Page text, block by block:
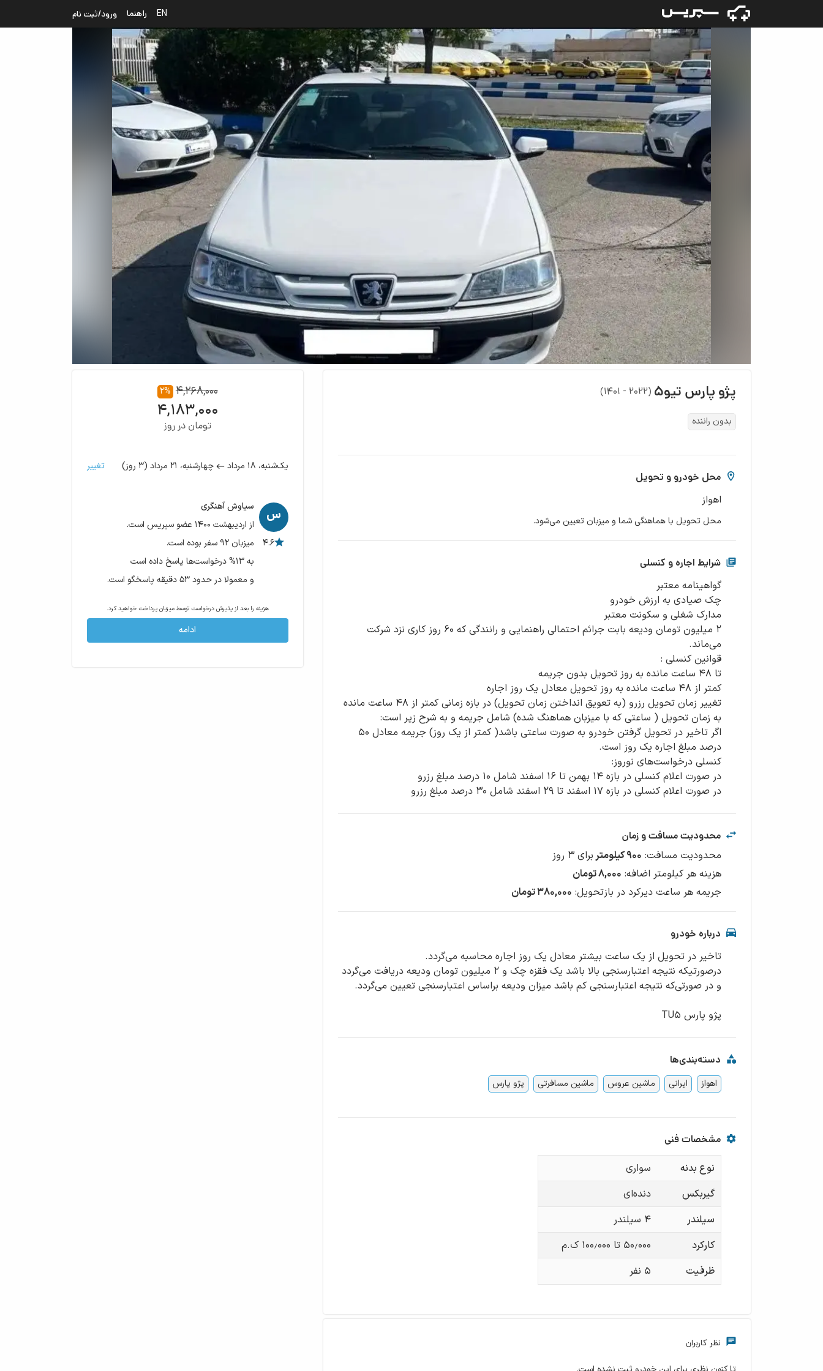
EN راهنما ورود/ثبت نام
پژو پارس تیو۵ (۲۰۲۲ - ۱۴۰۱ )
بدون راننده
محل خودرو و تحویل
اهواز
محل تحویل با هماهنگی شما و میزبان تعیین می‌شود.
شرایط اجاره و کنسلی
۲ میلیون تومان ودیعه بابت جرائم احتمالی راهنمایی و رانندگی که ۶۰ روز کاری نزد شرکت
تغییر زمان تحویل رزرو (به تعویق انداختن زمان تحویل) در بازه زمانی کمتر از ۴۸ ساعت مانده
اگر تاخیر در تحویل گرفتن خودرو به صورت ساعتی باشد( کمتر از یک روز) جریمه معادل ۵۰
در صورت اعلام کنسلی در بازه ۱۷ اسفند تا ۲۹ اسفند شامل ۳۰ درصد مبلغ رزرو
محدودیت مسافت و زمان
محدودیت مسافت: ۹۰۰کیلومتر برای 3 روز
هزینه هر کیلومتر اضافه: ۸,۰۰۰تومان
جریمه هر ساعت دیرکرد در بازتحویل: ۳۸۰,۰۰۰ تومان
درباره خودرو
درصورتیکه نتیجه اعتبارسنجی بالا باشد یک فقزه چک و 2 میلیون تومان ودیعه دریافت می‌گردد
پژو پارس TU5
دسته‌بندی‌ها
اهواز ایرانی ماشین عروس ماشین مسافرتی پژو پارس
مشخصات فنی
نوع بدنه
سواری
گیربکس
دنده‌ای
سیلندر
۴ سیلندر
کارکرد
۵۰٫۰۰۰ تا ۱۰۰٫۰۰۰ ک.م
ظرفیت
۵ نفر
۴,۲۶۸,۰۰۰ ۲%
۴,۱۸۳,۰۰۰
تومان در روز
یک‌شنبه، چهارشنبه، (۳ روز) تغییر
۴.۶
سیاوش آهنگری
از اردیبهشت ۱۴۰۰ عضو سپریس است.
میزبان ۹۲ سفر بوده است.
به ۱۳% درخواست‌ها پاسخ داده است
و معمولا در حدود ۵۳ دقیقه پاسخگو است.
هزینه را بعد از پذیرش درخواست توسط میزبان پرداخت خواهید کرد.
ادامه
نظر کاربران